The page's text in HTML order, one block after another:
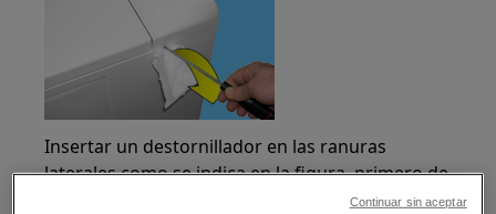
Insertar un destornillador en las ranuras
laterales como se indica en la figura, primero de
un lado y luego del otro, teniendo siempreContinuar sin aceptar